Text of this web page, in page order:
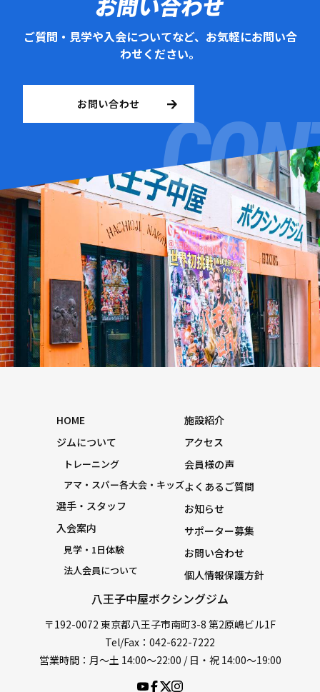
ご質問・見学や入会についてなど、お気軽にお問い合
わせください。
お問い合わせ
八王子中屋ボクシングジム
〒192-0072 東京都八王子市南町3-8 第2原嶋ビル1F
Tel/Fax：042-622-7222
営業時間：月〜土 14:00〜22:00 / 日・祝 14:00〜19:00
HOME
ジムについて
トレーニング
アマ・スパー各大会・キッズ
選手・スタッフ
入会案内
見学・1日体験
法人会員について
施設紹介
アクセス
会員様の声
よくあるご質問
お知らせ
サポーター募集
お問い合わせ
個人情報保護方針